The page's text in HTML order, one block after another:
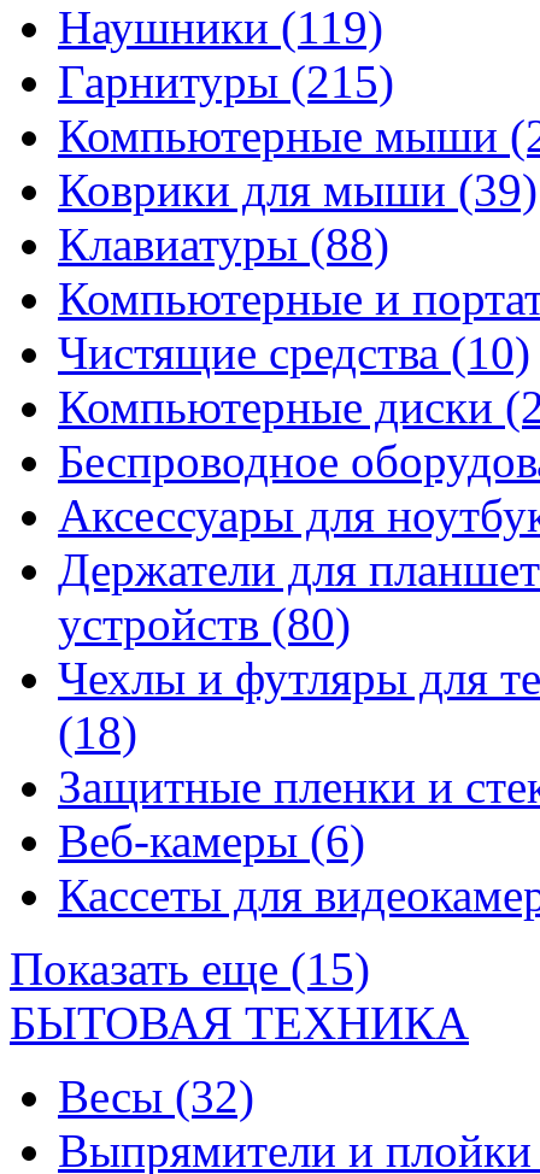
Наушники (119)
Гарнитуры (215)
Компьютерные мыши
Коврики для мыши (39)
Клавиатуры (88)
Компьютерные и
Чистящие средства (10)
Компьютерные диски
Беспроводное
Аксессуары для
Держатели для
устройств (80)
Чехлы и футляры для
(18)
Защитные пленки и
Веб-камеры (6)
Кассеты для
Показать еще (15)
БЫТОВАЯ ТЕХНИКА
Весы (32)
Выпрямители и